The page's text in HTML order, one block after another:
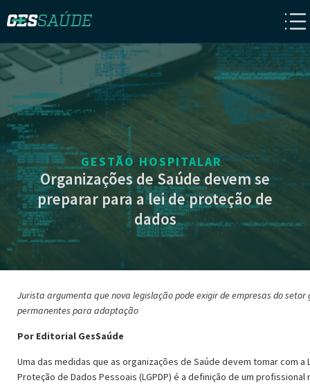
GESTÃO HOSPITALAR
Organizações de Saúde devem se
preparar para a lei de proteção de
dados
Jurista argumenta que nova legislação pode exigir de empresas do setor
permanentes para adaptação
Por Editorial GesSaúde
Uma das medidas que as organizações de Saúde devem tomar com a
Proteção de Dados Pessoais (LGPDP) é a definição de um